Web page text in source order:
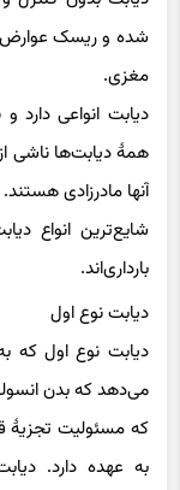
شده و ریسک عوارض
مغزی.
دیابت انواعی دارد
همهٔ دیابت‌ها ناشی
آنها مادرزادی هستند.
شایع‌ترین انواع
بارداری‌اند.
دیابت نوع اول
دیابت نوع اول که
می‌دهد که بدن
که مسئولیت تجزیهٔ
به عهده دارد.